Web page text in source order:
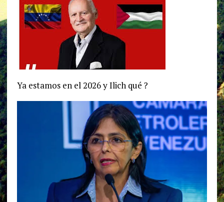
Ya estamos en el 2026 y Ilich qué ?